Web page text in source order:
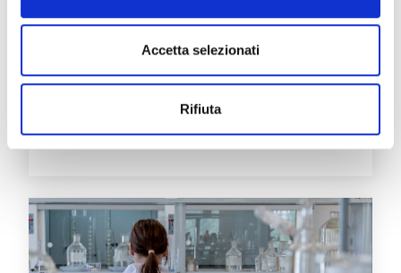
Accetta selezionati
Rifiuta
maggio tra presente, passato e futuro”
Prorogata al 21 luglio la mostra a Palazzo
Pirelli